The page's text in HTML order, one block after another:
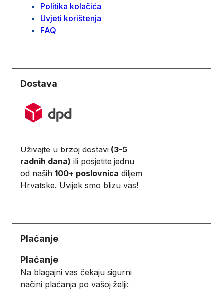
Politika kolačića
Uvjeti korištenja
FAQ
Dostava
Uživajte u brzoj dostavi (3-5
radnih dana) ili posjetite jednu
od naših 100+ poslovnica diljem
Hrvatske. Uvijek smo blizu vas!
Plaćanje
Plaćanje
Na blagajni vas čekaju sigurni
načini plaćanja po vašoj želji: